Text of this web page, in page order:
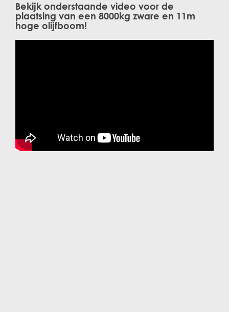
Bekijk onderstaande video voor de
plaatsing van een 8000kg zware en 11m
hoge olijfboom!